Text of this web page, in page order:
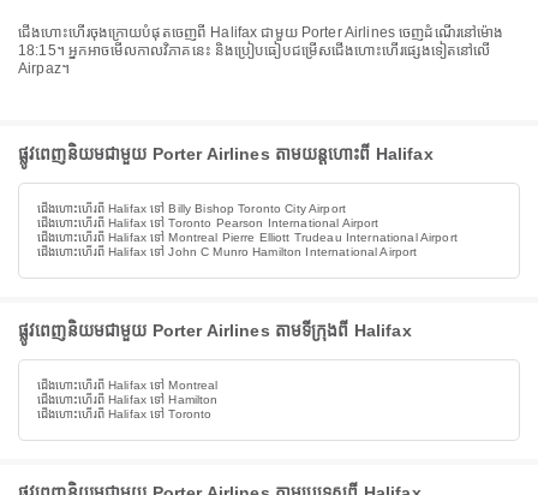
ជើងហោះហើរចុងក្រោយបំផុតចេញពី Halifax ជាមួយ Porter Airlines ចេញដំណើរនៅម៉ោង
18:15។ អ្នកអាចមើលកាលវិភាគនេះ និងប្រៀបធៀបជម្រើសជើងហោះហើរផ្សេងទៀតនៅលើ
Airpaz។
ផ្លូវពេញនិយមជាមួយ Porter Airlines តាមយន្តហោះពី Halifax
ជើងហោះហើរពី Halifax ទៅ Billy Bishop Toronto City Airport
ជើងហោះហើរពី Halifax ទៅ Toronto Pearson International Airport
ជើងហោះហើរពី Halifax ទៅ Montreal Pierre Elliott Trudeau International Airport
ជើងហោះហើរពី Halifax ទៅ John C Munro Hamilton International Airport
ផ្លូវពេញនិយមជាមួយ Porter Airlines តាមទីក្រុងពី Halifax
ជើងហោះហើរពី Halifax ទៅ Montreal
ជើងហោះហើរពី Halifax ទៅ Hamilton
ជើងហោះហើរពី Halifax ទៅ Toronto